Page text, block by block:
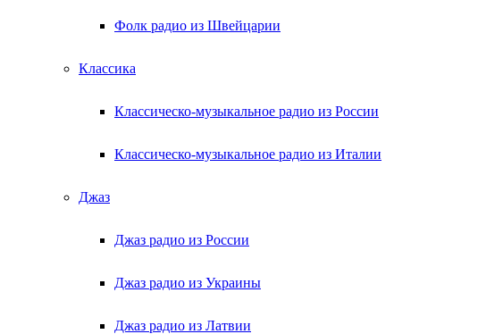
Фолк радио из Швейцарии
Классика
Классическо-музыкальное радио из России
Классическо-музыкальное радио из Италии
Джаз
Джаз радио из России
Джаз радио из Украины
Джаз радио из Латвии